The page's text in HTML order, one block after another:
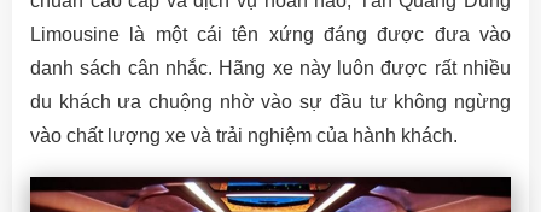
Limousine là một cái tên xứng đáng được đưa vào
danh sách cân nhắc. Hãng xe này luôn được rất nhiều
du khách ưa chuộng nhờ vào sự đầu tư không ngừng
vào chất lượng xe và trải nghiệm của hành khách.